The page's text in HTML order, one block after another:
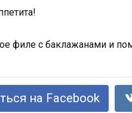
на Facebook